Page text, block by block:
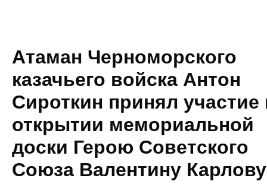
Атаман Черноморского
казачьего войска Антон
Сироткин принял участие
открытии мемориальной
доски Герою Советского
Союза Валентину Карлову